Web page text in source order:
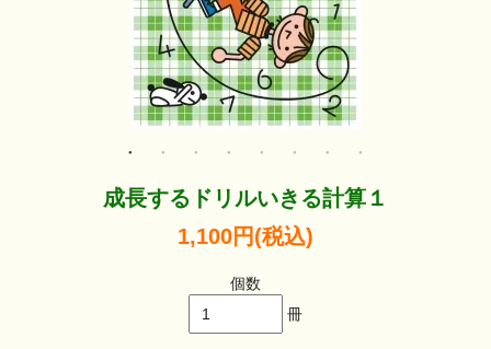
成長するドリルいきる計算１
1,100円(税込)
個数
冊